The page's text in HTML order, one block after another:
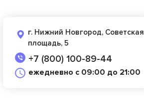
г. Нижний Новгород, Советская
площадь, 5
+7 (800) 100-89-44
ежедневно с 09:00 до 21:00